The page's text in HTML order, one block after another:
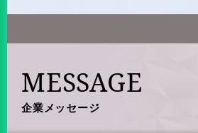
MESSAGE
企業メッセージ